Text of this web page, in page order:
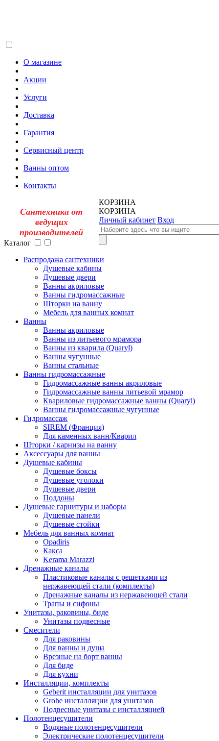
О магазине
Акции
Услуги
Доставка
Гарантия
Сервисный центр
Ванны оптом
Контакты
Сантехника от
ведущих
производителей
КОРЗИНА
КОРЗИНА
Личный кабинет Вход
Каталог
Распродажа сантехники
Душевые кабины
Душевые двери
Ванны акриловые
Ванны гидромассажные
Шторки на ванну
Мебель для ванных комнат
Ванны
Ванны акриловые
Ванны из литьевого мрамора
Ванны из кварила (Quaryl)
Ванны чугунные
Ванны стальные
Ванны гидромассажные
Гидромассажные ванны акриловые
Гидромассажные ванны литьевой мрамор
Квариловые гидромассажные ванны (Quaryl)
Ванны гидромассажные чугунные
Гидромассаж
SIREM (Франция)
Для каменных ванн/Кварил
Шторки / карнизы на ванну
Аксессуары для ванны
Душевые кабины
Душевые боксы
Душевые уголоки
Душевые двери
Поддоны
Душевые гарнитуры и наборы
Душевые панели
Душевые стойки
Мебель для ванных комнат
Opadiris
Какса
Kerama Marazzi
Дренажные каналы
Пластиковые каналы с решетками из
нержавеющей стали (комплекты)
Дренажные каналы из нержавеющей стали
Трапы и сифоны
Унитазы, раковины, биде
Унитазы подвесные
Смесители
Для раковины
Для ванны и душа
Врезные на борт ванны
Для биде
Для кухни
Инсталляции, комплекты
Geberit инсталляции для унитазов
Grohe инсталляции для унитазов
Подвесные унитазы с инсталляцией
Полотенцесушители
Водяные полотенцесушители
Электрические полотенцесушители